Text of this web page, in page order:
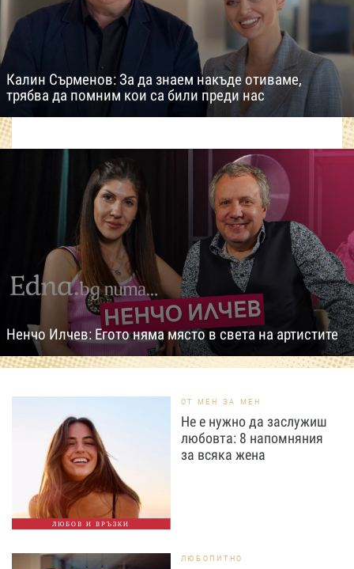
Калин Сърменов: За да знаем накъде отиваме,
трябва да помним кои са били преди нас
Ненчо Илчев: Егото няма място в света на артистите
ЛЮБОВ И ВРЪЗКИ
ОТ МЕН ЗА МЕН
Не е нужно да заслужиш
любовта: 8 напомняния
за всяка жена
ЛЮБОПИТНО